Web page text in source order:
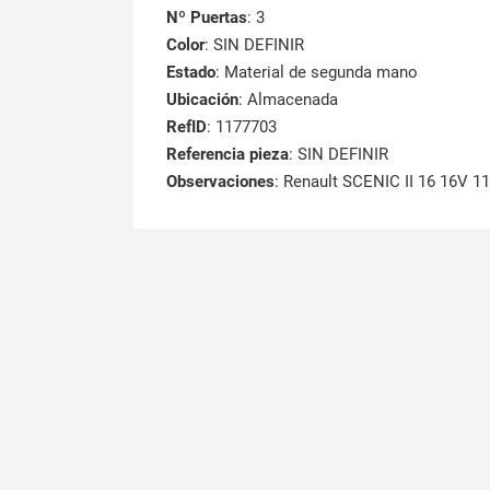
Nº Puertas: 3
Color: SIN DEFINIR
Estado: Material de segunda mano
Ubicación: Almacenada
RefID: 1177703
Referencia pieza: SIN DEFINIR
Observaciones: Renault SCENIC II 16 16V